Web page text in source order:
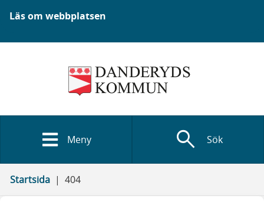
Läs om webbplatsen
Meny search Sök
Startsida 404